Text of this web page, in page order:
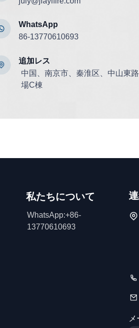
86-13770610693
WhatsApp
追加レス
中国、南京市、秦淮区、中山東
場C棟
私たちについて
WhatsApp:+86-
13770610693